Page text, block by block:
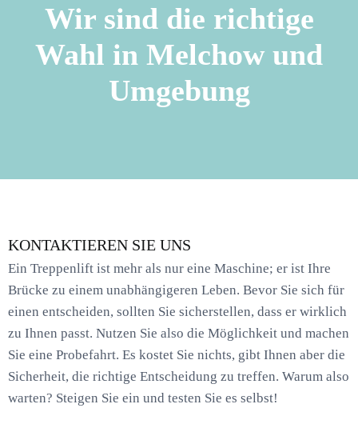
Wir sind die richtige
Wahl in Melchow und
Umgebung
KONTAKTIEREN SIE UNS
Ein Treppenlift ist mehr als nur eine Maschine; er ist Ihre
Brücke zu einem unabhängigeren Leben. Bevor Sie sich für
einen entscheiden, sollten Sie sicherstellen, dass er wirklich
zu Ihnen passt. Nutzen Sie also die Möglichkeit und machen
Sie eine Probefahrt. Es kostet Sie nichts, gibt Ihnen aber die
Sicherheit, die richtige Entscheidung zu treffen. Warum also
warten? Steigen Sie ein und testen Sie es selbst!